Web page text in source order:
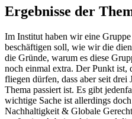
Ergebnisse der
Im Institut haben wir eine
beschäftigen soll, wie wir die
die Gründe, warum es diese
noch einmal extra. Der Punkt ist,
fliegen dürfen, dass aber seit
Thema passiert ist. Es gibt
wichtige Sache ist allerdings
Nachhaltigkeit & Globale